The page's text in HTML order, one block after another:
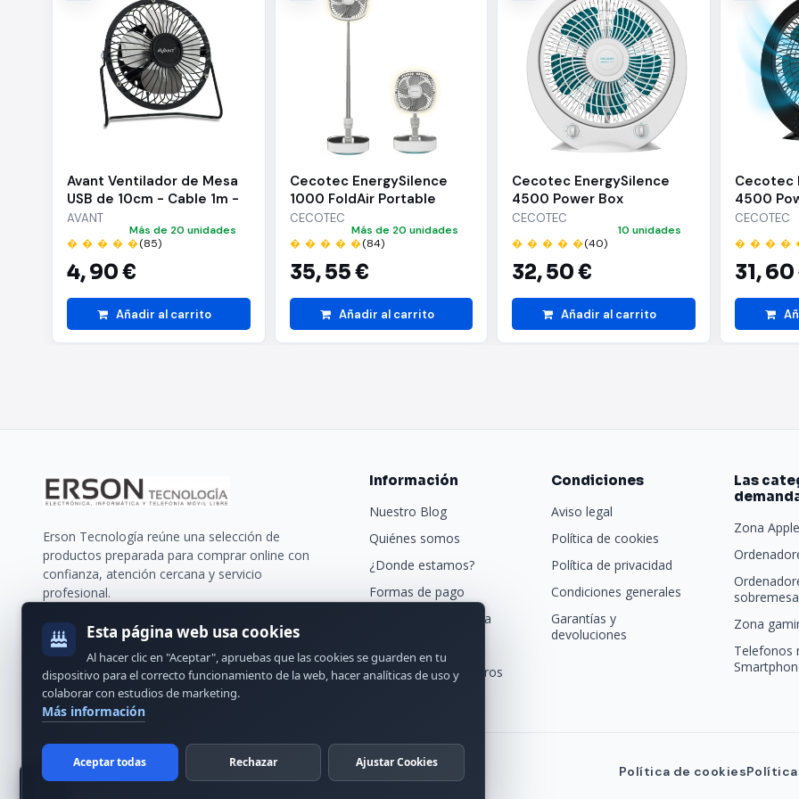
Avant Ventilador de Mesa
USB de 10cm - Cable 1m -
Color Negro
AVANT
� � � � �(85)
4,90 €
Más de 20 unidades
Añadir al carrito
Cecotec EnergySilence
1000 FoldAir Portable
Ventilador de Pie Portatil -
8000mAh - Plegable y
Telescopico - Diametro de
10" - Tactil - Oscilacion
Automatica - 3
Velocidades - 3 Tonos LED
- Color Blanc
CECOTEC
� � � � �(84)
35,55 €
Más de 20 unidades
Añadir al carrito
Cecotec EnergySilence
4500 Power Box
Ventilador de Suelo con 5
Aspas - 45W - Diametro
de 12" - 3 Velocidades -
Temporizador - Rejilla
Giratoria Multidireccional -
Base Estable - Color
Blanco
CECOTEC
� � � � �(40)
32,50 €
10 unidades
Añadir al carrito
Cecotec
4500
Aspas -
de 12" -
Sencillo
Maxima
CECOTEC
� � � �
31,60
Erson Tecnología reúne una selección de
productos preparada para comprar online con
confianza, atención cercana y servicio
profesional.
Información
Nuestro Blog
Quiénes somos
¿Donde estamos?
Formas de pago
Transporte y entrega
Contacta con nosotros
Condiciones
Aviso legal
Política de cookies
Política de privacidad
Condiciones generales
Garantías y
devoluciones
Las
Zona Apple
Zona
Telefonos
© 2024 Erson Tecnología. Todos los derechos reservados. Política de cookies
Esta página web usa cookies
Al hacer clic en "Aceptar", apruebas que las cookies se guarden en tu
dispositivo para el correcto funcionamiento de la web, hacer analíticas de uso y
colaborar con estudios de marketing.
Más información
Aceptar todas Rechazar Ajustar Cookies